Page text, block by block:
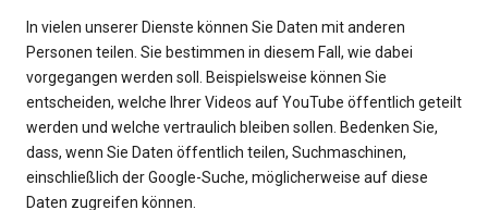
In vielen unserer Dienste können Sie Daten mit anderen
Personen teilen. Sie bestimmen in diesem Fall, wie dabei
vorgegangen werden soll. Beispielsweise können Sie
entscheiden, welche Ihrer Videos auf YouTube öffentlich geteilt
werden und welche vertraulich bleiben sollen. Bedenken Sie,
dass, wenn Sie Daten öffentlich teilen, Suchmaschinen,
einschließlich der Google-Suche, möglicherweise auf diese
Daten zugreifen können.